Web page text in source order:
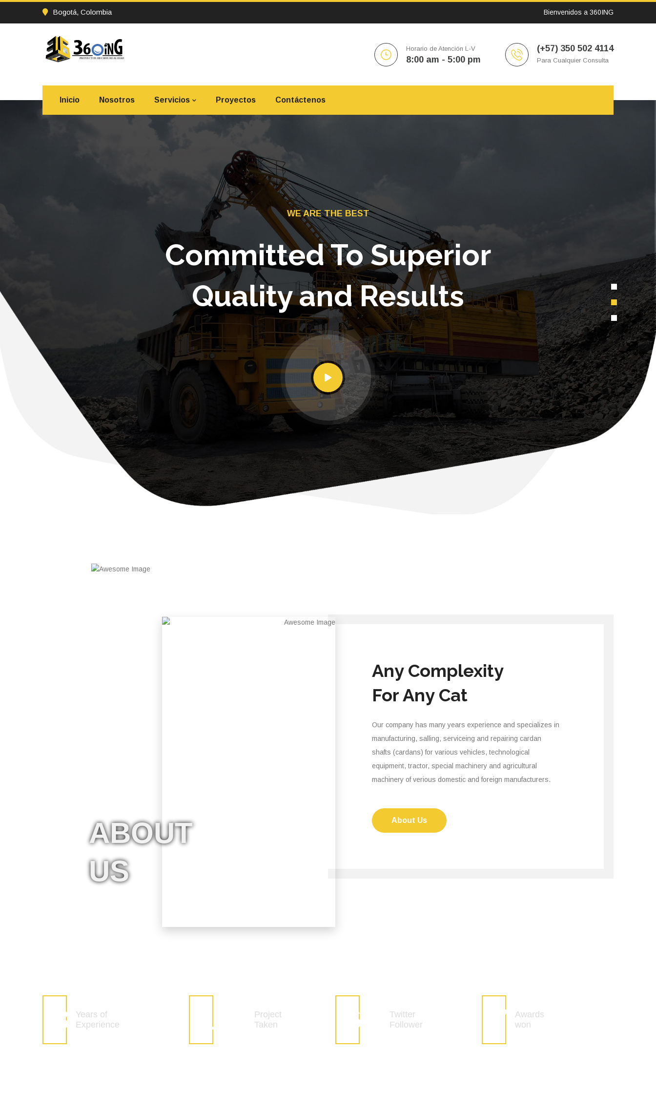
Bogotá, Colombia Bienvenidos a 360ING
Horario de Atención L-V
8:00 am - 5:00 pm
(+57) 350 502 4114
Para Cualquier Consulta
Inicio Nosotros Servicios Proyectos Contáctenos
WE ARE THE BEST
Committed To Superior
Quality and Results
ABOUT
US
Any Complexity
For Any Cat
Our company has many years experience and specializes in
manufacturing, salling, serviceing and repairing cardan
shafts (cardans) for various vehicles, technological
equipment, tractor, special machinery and agricultural
machinery of verious domestic and foreign manufacturers.
About Us
13
Years of
Experience
228
Project
Taken
10 K
Twitter
Follower
11
Awards
won